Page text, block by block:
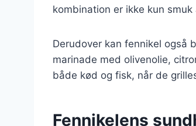
kombination er ikke kun
Derudover kan fennikel også
marinade med olivenolie,
både kød og fisk, når de
Fennikelens